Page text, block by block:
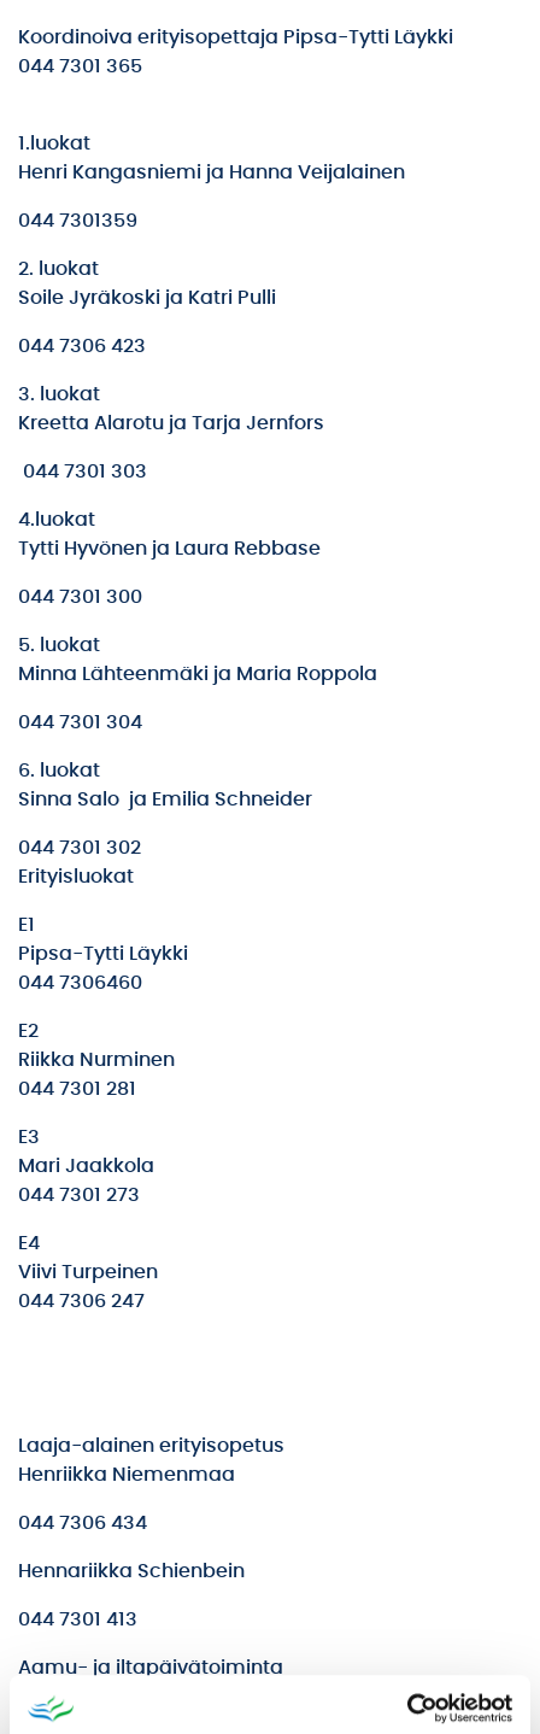
Koordinoiva erityisopettaja Pipsa-Tytti Läykki
044 7301 365
1.luokat
Henri Kangasniemi ja Hanna Veijalainen
044 7301359
2. luokat
Soile Jyräkoski ja Katri Pulli
044 7306 423
3. luokat
Kreetta Alarotu ja Tarja Jernfors
044 7301 303
4.luokat
Tytti Hyvönen ja Laura Rebbase
044 7301 300
5. luokat
Minna Lähteenmäki ja Maria Roppola
044 7301 304
6. luokat
Sinna Salo ja Emilia Schneider
044 7301 302
Erityisluokat
E1
Pipsa-Tytti Läykki
044 7306460
E2
Riikka Nurminen
044 7301 281
E3
Mari Jaakkola
044 7301 273
E4
Viivi Turpeinen
044 7306 247
Laaja-alainen erityisopetus
Henriikka Niemenmaa
044 7306 434
Hennariikka Schienbein
044 7301 413
Aamu- ja iltapäivätoiminta
044 7301 498